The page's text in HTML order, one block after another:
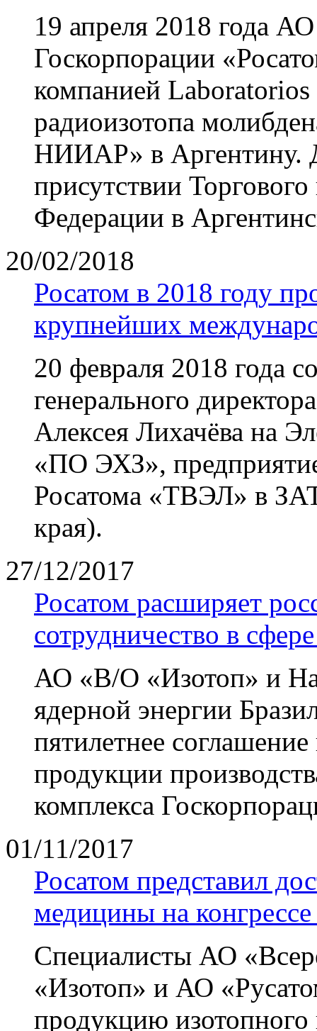
19 апреля 2018 года
Госкорпорации
компанией
радиоизотопа
НИИАР» в Аргентину.
присутствии
Федерации в
20/02/2018
Росатом в 2018 году
крупнейших
20 февраля 2018 года
генерального
Алексея Лихачёва на
«ПО ЭХЗ»,
Росатома «ТВЭЛ» в
края).
27/12/2017
Росатом расширяет
сотрудничество в
АО «В/О «Изотоп» и
ядерной энергии
пятилетнее
продукции
комплекса
01/11/2017
Росатом представил
медицины на
Специалисты АО
«Изотоп» и АО
продукцию изотопного